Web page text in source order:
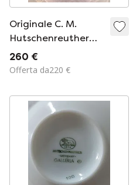
Originale C. M.
Hutschenreuther
Hohenberg – Vero
cobalto – Papaveri –
1954–1969 –
Condizioni
eccellenti
260 €
Offerta da220 €